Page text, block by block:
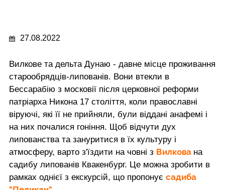
27.08.2022
Вилкове та дельта Дунаю - давне місце проживання
старообрядців-липованів. Вони втекли в
Бессарабію з московії після церковної реформи
патріарха Никона 17 століття, коли православні
віруючі, які її не прийняли, були віддані анафемі і
на них почалися гоніння. Щоб відчути дух
липованства та зануритися в їх культуру і
атмосферу, варто з'їздити на човні з Вилкова на
садибу липованів Квакенбург. Це можна зробити в
рамках однієї з екскурсій, що пропонує садиба